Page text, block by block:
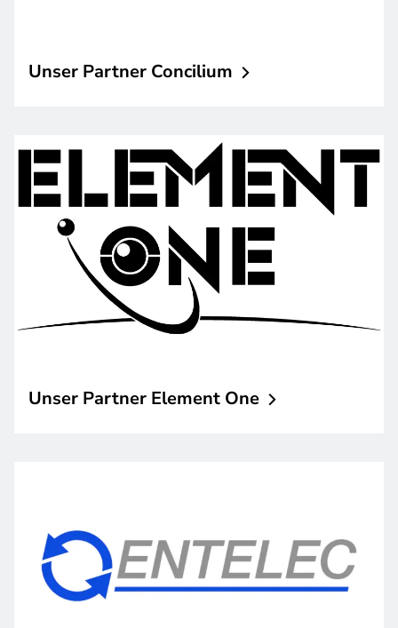
Unser Partner Concilium
Unser Partner Element One